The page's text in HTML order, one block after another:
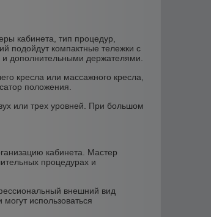
кабинета, тип процедур,
подойдут компактные тележки с
дополнительными держателями.
кресла или массажного кресла,
положения.
или трех уровней. При большом
кабинета. Мастер
процедурах и
внешний вид
использоваться